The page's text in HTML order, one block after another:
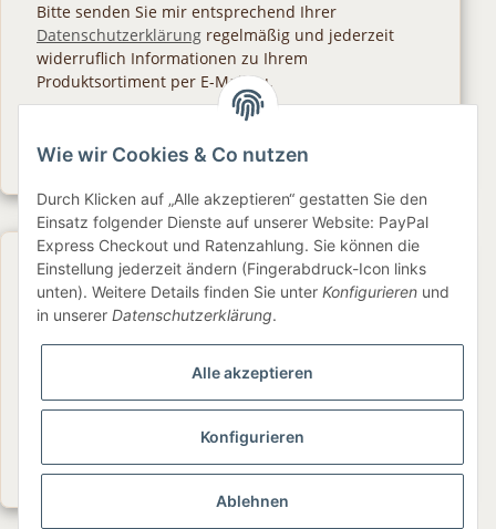
Bitte senden Sie mir entsprechend Ihrer
Datenschutzerklärung regelmäßig und jederzeit
widerruflich Informationen zu Ihrem
Produktsortiment per E-Mail zu.
Newsletter Abonnieren
Gesetzliche Informationen
Informationen
Wie wir Cookies & Co nutzen
Durch Klicken auf „Alle akzeptieren“ gestatten Sie den
Einsatz folgender Dienste auf unserer Website: PayPal
Express Checkout und Ratenzahlung. Sie können die
Einstellung jederzeit ändern (Fingerabdruck-Icon links
unten). Weitere Details finden Sie unter Konfigurieren und
in unserer Datenschutzerklärung.
Alle akzeptieren
Konfigurieren
Ablehnen